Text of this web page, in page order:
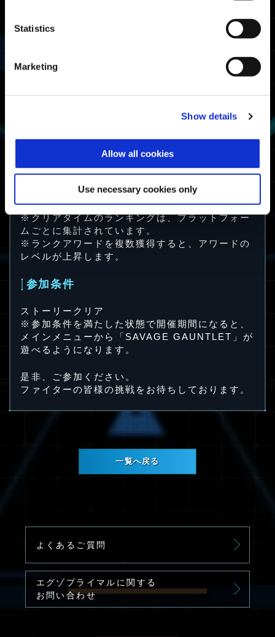
Statistics
Marketing
Show details
Allow all cookies
Use necessary cookies only
ガントレットマス
ファイター
ガントレットファ
イバー
※クリアタイムが上位になると、下位のアワード
※サベージガントレットの集計完了後、メインメ
ニューにて結果が表示されます。
※クリアタイムのランキングは、プラットフォー
ムごとに集計されています。
※ランクアワードを複数獲得すると、アワードの
レベルが上昇します。
参加条件
ストーリークリア
※参加条件を満たした状態で開催期間になると、
メインメニューから「SAVAGE GAUNTLET」が
遊べるようになります。
是非、ご参加ください。
ファイターの皆様の挑戦をお待ちしております。
一覧へ戻る
よくあるご質問
エグゾプライマルに関する
お問い合わせ